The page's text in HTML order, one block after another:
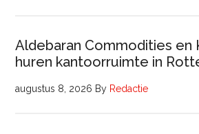
Aldebaran Commodities en
huren kantoorruimte in
augustus 8, 2026 By Redactie